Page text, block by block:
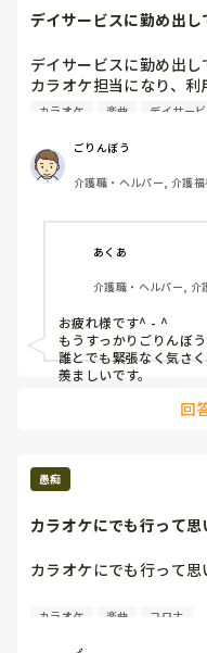
デイサービスに勤め出
デイサービスに勤め出
カラオケ担当になり、
歌うようにしたらいつ
さんに私のことを何歳
した。私は50過ぎてる
とりあえず私はここで
っていいんですね？
ないで話すことができ
らも祖母と暮らしてき
問に出かけていたこと
カラオケ 楽曲 デイサービ
ごりんぼう
介護職・ヘルパー, 介護
あくあ
介護職・ヘルパー, 介
お疲れ様です^ - ^
もうすっかりごりんぼ
誰とでも緊張なく気さ
羨ましいです。
回
愚痴
カラオケにでも行って
カラオケにでも行って思
温泉行きたい、ネカフ
カラオケ 楽曲 コロナ